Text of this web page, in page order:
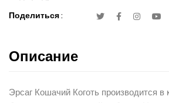
Поделиться :
Описание
Эрсаг Кошачий Коготь производится в